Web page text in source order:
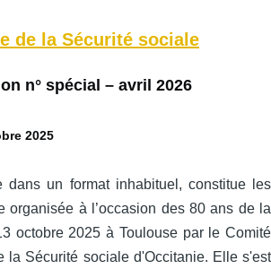
de la Sécurité sociale
n° spécial – avril 2026
2025
dans un format inhabituel, constitue les
organisée à l’occasion des 80 ans de la
octobre 2025 à Toulouse par le Comité
la Sécurité sociale d'Occitanie. Elle s'est